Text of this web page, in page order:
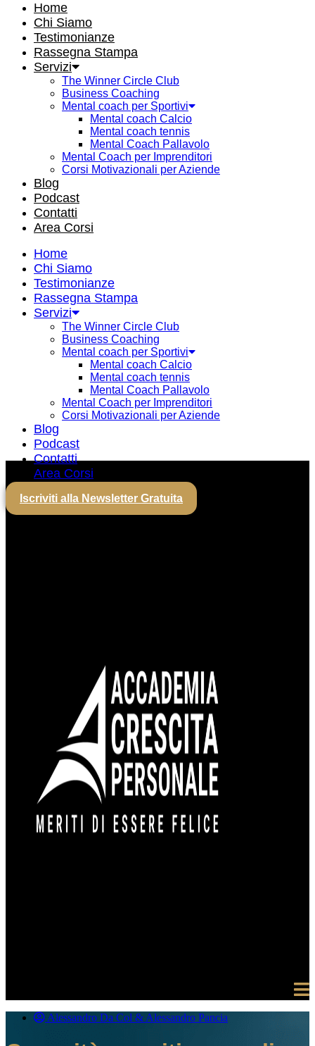
Home
Chi Siamo
Testimonianze
Rassegna Stampa
Servizi
The Winner Circle Club
Business Coaching
Mental coach per Sportivi
Mental coach Calcio
Mental coach tennis
Mental Coach Pallavolo
Mental Coach per Imprenditori
Corsi Motivazionali per Aziende
Blog
Podcast
Contatti
Area Corsi
Home
Chi Siamo
Testimonianze
Rassegna Stampa
Servizi
The Winner Circle Club
Business Coaching
Mental coach per Sportivi
Mental coach Calcio
Mental coach tennis
Mental Coach Pallavolo
Mental Coach per Imprenditori
Corsi Motivazionali per Aziende
Blog
Podcast
Contatti
Area Corsi
Iscriviti alla Newsletter Gratuita
Alessandro Da Col & Alessandro Pancia